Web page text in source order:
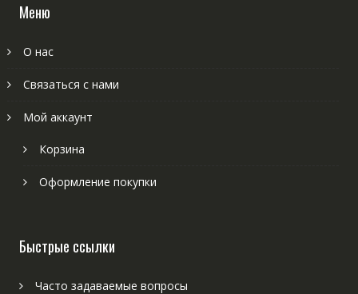
Меню
О нас
Связаться с нами
Мой аккаунт
Корзина
Оформление покупки
Быстрые ссылки
Часто задаваемые вопросы